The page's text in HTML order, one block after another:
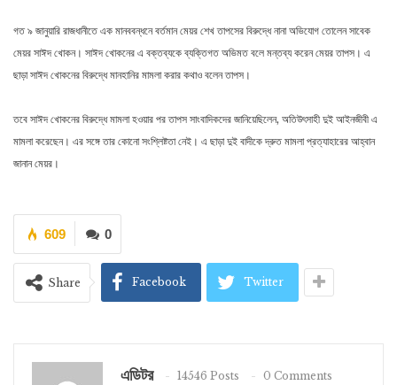
গত ৯ জানুয়ারি রাজধানীতে এক মানববন্ধনে বর্তমান মেয়র শেখ তাপসের বিরুদ্ধে নানা অভিযোগ তোলেন সাবেক
মেয়র সাঈদ খোকন। সাঈদ খোকনের এ বক্তব্যকে ব্যক্তিগত অভিমত বলে মন্তব্য করেন মেয়র তাপস। এ
ছাড়া সাঈদ খোকনের বিরুদ্ধে মানহানির মামলা করার কথাও বলেন তাপস।
তবে সাঈদ খোকনের বিরুদ্ধে মামলা হওয়ার পর তাপস সাংবাদিকদের জানিয়েছিলেন, অতিউৎসাহী দুই আইনজীবী এ
মামলা করেছেন। এর সঙ্গে তার কোনো সংশ্লিষ্টতা নেই। এ ছাড়া দুই বাদীকে দ্রুত মামলা প্রত্যাহারের আহ্বান
জানান মেয়র।
0
609
Share Facebook Twitter
এডিটর 14546 Posts 0 Comments